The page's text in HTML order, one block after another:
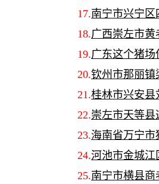
17.南宁市兴宁
18.广西崇左市
19.广东这个猪
20.钦州市那丽镇
21.桂林市兴安县
22.崇左市天等
23.海南省万宁
24.河池市金城江
25.南宁市横县